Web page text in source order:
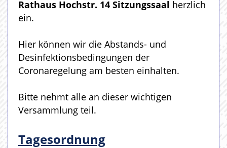
Rathaus Hochstr. 14 Sitzungssaal herzlich
ein.
Hier können wir die Abstands- und
Desinfektionsbedingungen der
Coronaregelung am besten einhalten.
Bitte nehmt alle an dieser wichtigen
Versammlung teil.
Tagesordnung